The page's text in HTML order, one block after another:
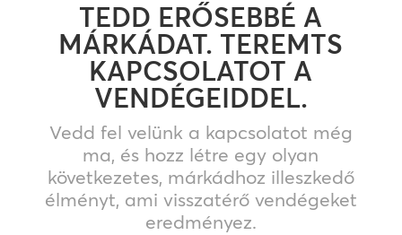
TEDD ERŐSEBBÉ A
MÁRKÁDAT. TEREMTS
KAPCSOLATOT A
VENDÉGEIDDEL.
Vedd fel velünk a kapcsolatot még
ma, és hozz létre egy olyan
következetes, márkádhoz illeszkedő
élményt, ami visszatérő vendégeket
eredményez.